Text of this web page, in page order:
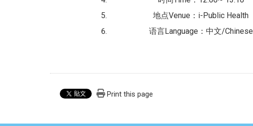
地点Venue：i-Public Health
语言Language：中文/Chinese
Print this page